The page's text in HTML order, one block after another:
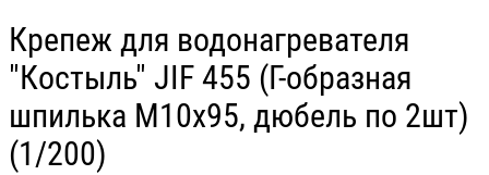
Крепеж для водонагревателя
"Костыль" JIF 455 (Г-образная
шпилька М10х95, дюбель по 2шт)
(1/200)